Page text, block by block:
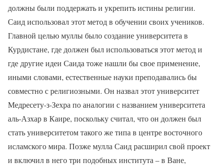
должны были поддержать и укрепить истины религии.
Саид использовал этот метод в обучении своих учеников.
Главной целью муллы было создание университета в
Курдистане, где должен был использоваться этот метод и
где другие идеи Саида тоже нашли бы свое применение,
иными словами, естественные науки преподавались бы
совместно с религиозными. Он назвал этот университет
Медресету-з-Зехра по аналогии с названием университета
аль-Азхар в Каире, поскольку считал, что он должен был
стать университетом такого же типа в центре восточного
исламского мира. Позже мулла Саид расширил свой проект
и включил в него три подобных института – в Ване,